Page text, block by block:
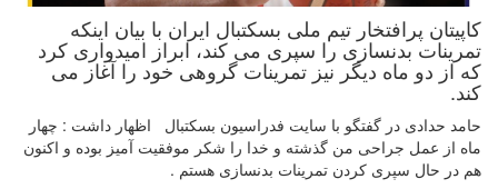
کاپیتان پرافتخار تیم ملی بسکتبال ایران با بیان اینکه
تمرینات بدنسازی را سپری می کند، ابراز امیدواری کرد
که از دو ماه دیگر نیز تمرینات گروهی خود را آغاز می
کند.
حامد حدادی در گفتگو‌ با سایت فدراسیون بسکتبال اظهار داشت : چهار
ماه از عمل جراحی من گذشته و خدا را شکر موفقیت آمیز بوده و اکنون
هم در حال سپری کردن تمرینات بدنسازی هستم .